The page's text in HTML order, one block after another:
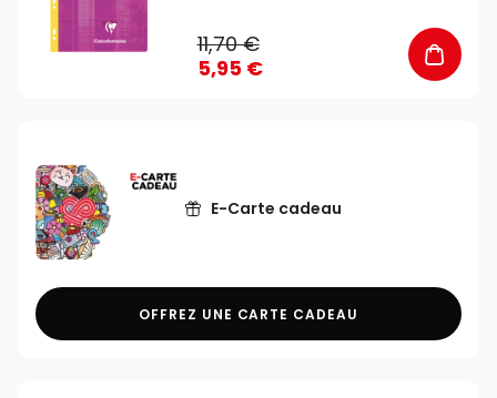
11,70 €
5,95 €
E-Carte cadeau
OFFREZ UNE CARTE CADEAU